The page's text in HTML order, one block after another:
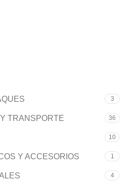
3
TRANSPORTE 36
10
Y ACCESORIOS 1
4